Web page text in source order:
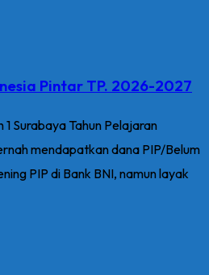
Pintar TP. 2026-2027
Surabaya Tahun Pelajaran
mendapatkan dana PIP/Belum
PIP di Bank BNI, namun layak